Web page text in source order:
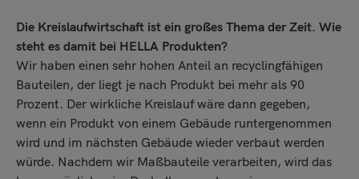
Die Kreislaufwirtschaft ist ein großes Thema der Zeit. Wie
steht es damit bei HELLA Produkten?
Wir haben einen sehr hohen Anteil an recyclingfähigen
Bauteilen, der liegt je nach Produkt bei mehr als 90
Prozent. Der wirkliche Kreislauf wäre dann gegeben,
wenn ein Produkt von einem Gebäude runtergenommen
wird und im nächsten Gebäude wieder verbaut werden
würde. Nachdem wir Maßbauteile verarbeiten, wird das